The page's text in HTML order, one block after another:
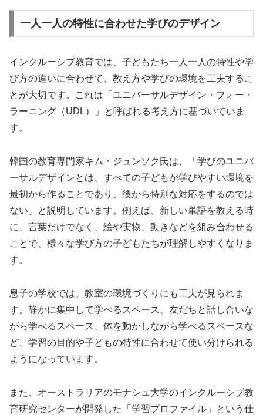
一人一人の特性に合わせた学びのデザイン
インクルーシブ教育では、子どもたち一人一人の特性や学
び方の違いに合わせて、教え方や学びの環境を工夫するこ
とが大切です。これは「ユニバーサルデザイン・フォー・
ラーニング（UDL）」と呼ばれる考え方に基づいていま
す。
韓国の教育専門家キム・ジュンソク氏は、「学びのユニバ
ーサルデザインとは、すべての子どもが学びやすい環境を
最初から作ることであり、後から特別な対応をするのでは
ない」と説明しています。例えば、新しい単語を教える時
に、言葉だけでなく、絵や実物、動きなどを組み合わせる
ことで、様々な学び方の子どもたちが理解しやすくなりま
す。
息子の学校では、教室の環境づくりにも工夫が見られま
す。静かに集中して学べるスペース、友だちと話し合いな
がら学べるスペース、体を動かしながら学べるスペースな
ど、学習の目的や子どもの特性に合わせて使い分けられる
ようになっています。
また、オーストラリアのモナシュ大学のインクルーシブ教
育研究センターが開発した「学習プロファイル」という仕